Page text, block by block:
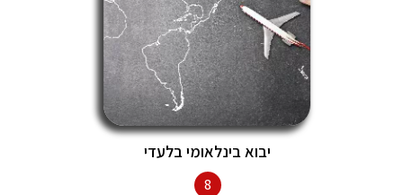
יבוא בינלאומי בלעדי
8